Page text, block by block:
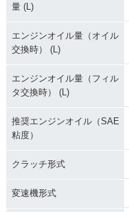
量 (L)
エンジンオイル量（オイル
交換時） (L)
エンジンオイル量（フィル
タ交換時） (L)
推奨エンジンオイル（SAE
粘度）
クラッチ形式
変速機形式